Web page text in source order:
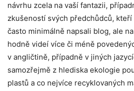
návrhu zcela na vaší fantazii,
zkušeností svých předchůdců,
často minimálně napsali blog, ale
hodně videí více či méně
v angličtině, případně v jiných
samozřejmě z hlediska ekologie
plastů a co nejvíce recyklovaných